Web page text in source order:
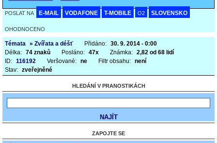
POSLAT NA E-MAIL VODAFONE T-MOBILE O2 SLOVENSKO
OHODNOCENO
Témata » Zvířata a déšť Přidáno: 30. 9. 2014 - 0:00
Délka: 74 znaků Posláno: 47x Známka: 2,82 od 68 lidí
ID: 116192 Veršované: ne Filtr obsahu: není
Stav: zveřejněné
HLEDÁNÍ V PRANOSTIKÁCH
ZAPOJTE SE